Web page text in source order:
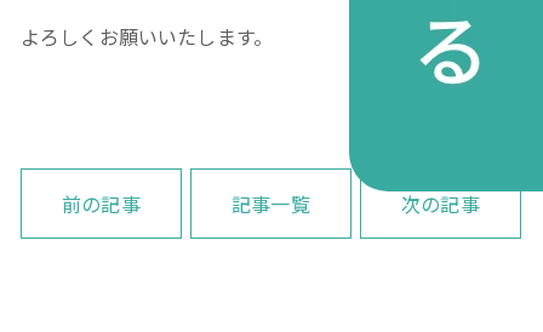
よろしくお願いいたします。
前の記事 記事一覧 次の記事